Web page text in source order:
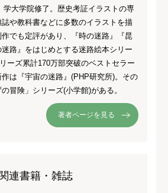
学大学院修了。歴史考証イラストの専
や教科書などに多数のイラストを描
作でも定評があり、『時の迷路』『昆
路』をはじめとする迷路絵本シリー
ーズ累計170万部突破のベストセラー
は『宇宙の迷路』(PHP研究所)。その
冒険」シリーズ(小学館)がある。
著者ページを見る
関連書籍・雑誌